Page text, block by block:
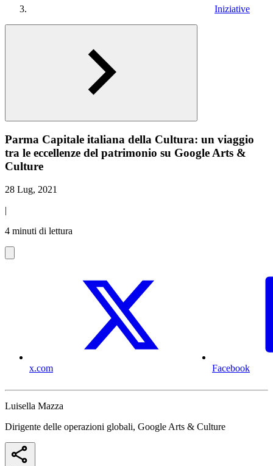
Iniziative
Parma Capitale italiana della Cultura: un viaggio
tra le eccellenze del patrimonio su Google Arts &
Culture
28 Lug, 2021
|
4 minuti di lettura
x.com Facebook
Luisella Mazza
Dirigente delle operazioni globali, Google Arts & Culture